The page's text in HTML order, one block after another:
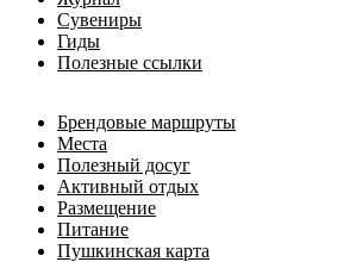
Сувениры
Гиды
Полезные ссылки
Брендовые маршруты
Места
Полезный досуг
Активный отдых
Размещение
Питание
Пушкинская карта